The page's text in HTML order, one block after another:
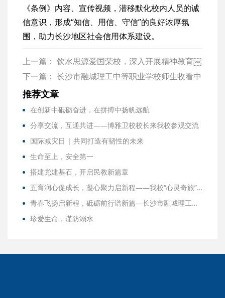
《条例》内容、宣传视频，潜移默化校内人员的诚
信意识，形成“知信、用信、守信”的良好浓厚氛
围，助力长沙地区社会信用体系建设。
上一篇： 饮水思源爱国荣校，深入开展精神教育￼
下一篇： 长沙市融城理工中等职业学校师生收看中
国共产党第二十次全国代表大会开幕会
推荐文章
在创新中砥砺奋进，在拼搏中扬帆远航
分享交流，互通共进——博雅卫校校长来我校参观交流
国际减灾日 | 共同打造有韧性的未来
生命至上，安全第一
搭建党建基石，开启民教新篇章
五育润心促成长，凝心聚力启新程——我校“心灵奇旅”团辅活动纪实
青春飞扬启新程，砥砺前行谱新篇—长沙市融城理工中等职业学校2024年春季学期开学典礼
珍爱生命，谨防溺水